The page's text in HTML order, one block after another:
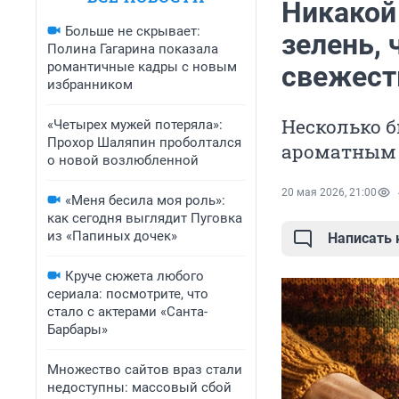
Больше не скрывает:
Полина Гагарина показала
романтичные кадры с новым
избранником
«Четырех мужей потеряла»:
Прохор Шаляпин проболтался
о новой возлюбленной
«Меня бесила моя роль»:
как сегодня выглядит Пуговка
из «Папиных дочек»
Круче сюжета любого
сериала: посмотрите, что
стало с актерами «Санта-
Барбары»
Множество сайтов враз стали
недоступны: массовый сбой
зелень,
Несколько
20 мая 2026, 21:00
Написать